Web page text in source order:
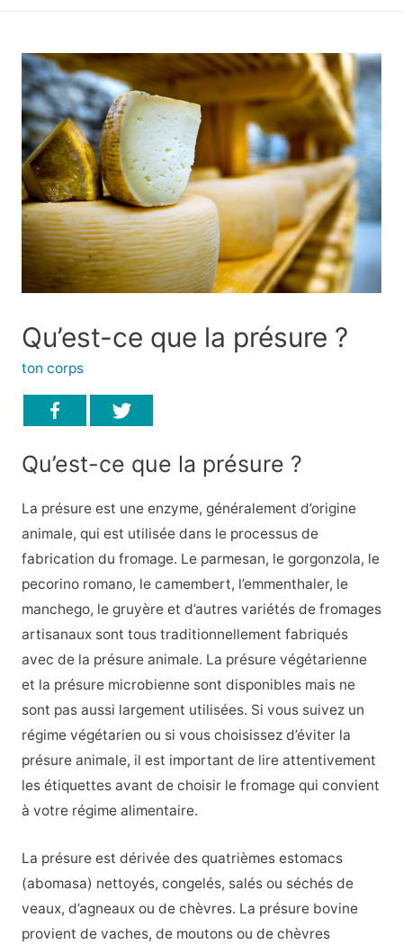
Qu’est-ce que la présure ?
ton corps
Qu’est-ce que la présure ?
La présure est une enzyme, généralement d’origine
animale, qui est utilisée dans le processus de
fabrication du fromage. Le parmesan, le gorgonzola, le
pecorino romano, le camembert, l’emmenthaler, le
manchego, le gruyère et d’autres variétés de fromages
artisanaux sont tous traditionnellement fabriqués
avec de la présure animale. La présure végétarienne
et la présure microbienne sont disponibles mais ne
sont pas aussi largement utilisées. Si vous suivez un
régime végétarien ou si vous choisissez d’éviter la
présure animale, il est important de lire attentivement
les étiquettes avant de choisir le fromage qui convient
à votre régime alimentaire.
La présure est dérivée des quatrièmes estomacs
(abomasa) nettoyés, congelés, salés ou séchés de
veaux, d’agneaux ou de chèvres. La présure bovine
provient de vaches, de moutons ou de chèvres